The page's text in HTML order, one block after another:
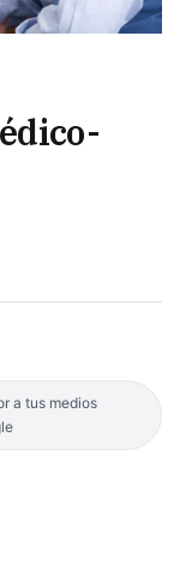
a tus medios